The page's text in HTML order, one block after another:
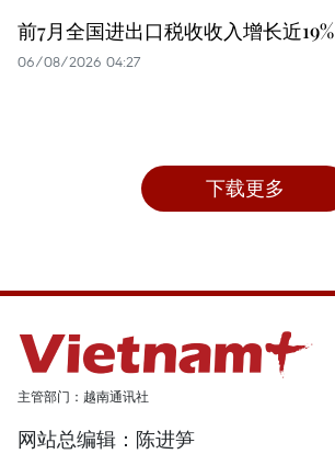
前7月全国进出口税收收入增长近19%
06/08/2026 04:27
下载更多
主管部门：越南通讯社
网站总编辑：陈进笋